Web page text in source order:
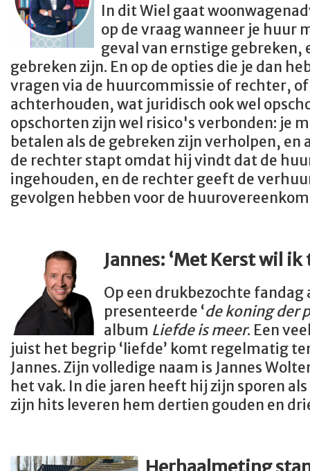
In dit Wiel gaat
op de vraag wanneer je huur
geval van ernstige gebreken,
gebreken zijn. En op de opties die je dan
vragen via de huurcommissie of rechter,
achterhouden, wat juridisch ook wel
opschorten zijn wel risico's verbonden: je
betalen als de gebreken zijn verholpen, en
de rechter stapt omdat hij vindt dat de
ingehouden, en de rechter geeft de
gevolgen hebben voor de
Jannes: ‘Met Kerst wil ik
Op een drukbezochte
presenteerde ‘de koning der
album Liefde is meer. Een
juist het begrip ‘liefde’ komt regelmatig
Jannes. Zijn volledige naam is Jannes
het vak. In die jaren heeft hij zijn sporen
zijn hits leveren hem dertien gouden en